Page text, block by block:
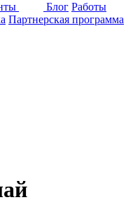
Блог Работы
Партнерская программа